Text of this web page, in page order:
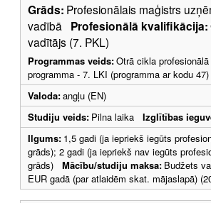
Grāds: Profesionālais maģistrs
vadībā Profesionālā kvalifikācija:
vadītājs (7. PKL)
Programmas veids:Otrā cikla
programma - 7. LKI (programma ar kodu 47)
Valoda:angļu (EN)
Studiju veids: Pilna laika Izglītības
Ilgums: 1,5 gadi (ja iepriekš iegūts
grāds); 2 gadi (ja iepriekš nav iegūts
grāds) Mācību/studiju maksa: Budžets
EUR gadā (par atlaidēm skat. mājaslapā)